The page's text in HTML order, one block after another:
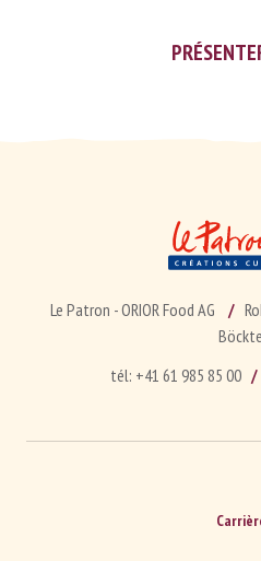
Le Patron - ORIOR Food AG
tél: +41 61 985 85 00